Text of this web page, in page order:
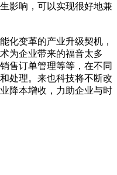
影响，可以实现很好地兼
化变革的产业升级契机，
为企业带来的福音太多
售订单管理等等，在不同
处理。来也科技将不断改
降本增收，力助企业与时